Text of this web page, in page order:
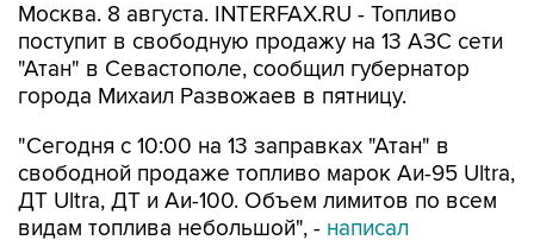
Москва. 8 августа. INTERFAX.RU - Топливо
поступит в свободную продажу на 13 АЗС сети
"Атан" в Севастополе, сообщил губернатор
города Михаил Развожаев в пятницу.
"Сегодня с 10:00 на 13 заправках "Атан" в
свободной продаже топливо марок Аи-95 Ultra,
ДТ Ultra, ДТ и Аи-100. Объем лимитов по всем
видам топлива небольшой", - написал